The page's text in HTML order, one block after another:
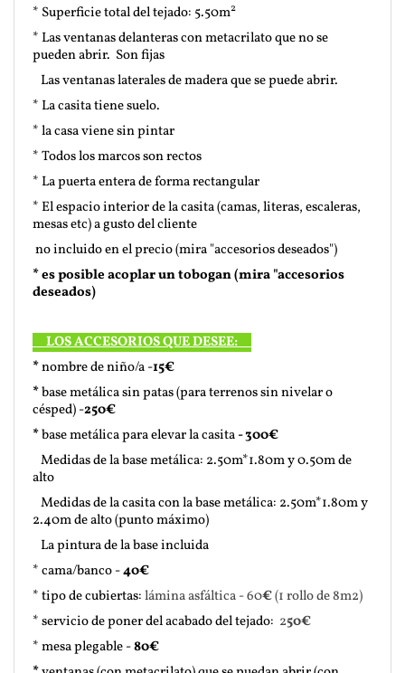
* Superficie total del tejado: 5.50m2
* Las ventanas delanteras con metacrilato que no se
pueden abrir. Son fijas
Las ventanas laterales de madera que se puede abrir.
* La casita tiene suelo.
* la casa viene sin pintar
* Todos los marcos son rectos
* La puerta entera de forma rectangular
* El espacio interior de la casita (camas, literas, escaleras,
mesas etc) a gusto del cliente
no incluido en el precio (mira "accesorios deseados")
* es posible acoplar un tobogan (mira "accesorios
deseados)
LOS ACCESORIOS QUE DESEE:
*nombre de niño/a -15€
*base metálica sin patas (para terrenos sin nivelar o
césped) -250€
*base metálica para elevar la casita- 300€
Medidas de la base metálica: 2.50m*1.80m y 0.50m de
alto
Medidas de la casita con la base metálica: 2.50m*1.80m y
2.40m de alto (punto máximo)
La pintura de la base incluida
* cama/banco -40€
* tipo de cubiertas:lámina asfáltica - 60€(1 rollo de 8m2)
* servicio de poner del acabado del tejado: 250€
* mesa plegable -80€